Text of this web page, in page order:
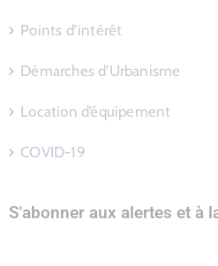
Points d’intérêt
Démarches d’Urbanisme
Location d’équipement
COVID-19
S'abonner aux alertes et à